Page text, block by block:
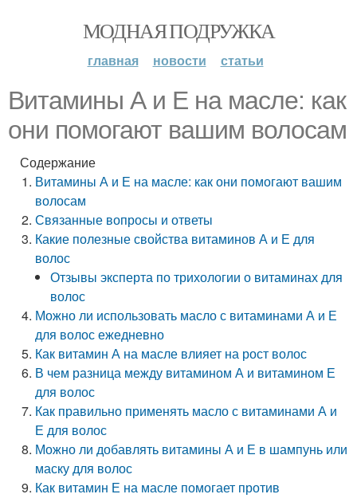
МОДНАЯ ПОДРУЖКА
главная новости статьи
Витамины А и Е на масле: как
они помогают вашим волосам
Содержание
Витамины А и Е на масле: как они помогают вашим
волосам
Связанные вопросы и ответы
Какие полезные свойства витаминов А и Е для
волос
Отзывы эксперта по трихологии о витаминах для
волос
Можно ли использовать масло с витаминами А и Е
для волос ежедневно
Как витамин А на масле влияет на рост волос
В чем разница между витамином А и витамином Е
для волос
Как правильно применять масло с витаминами А и
Е для волос
Можно ли добавлять витамины А и Е в шампунь или
маску для волос
Как витамин Е на масле помогает против